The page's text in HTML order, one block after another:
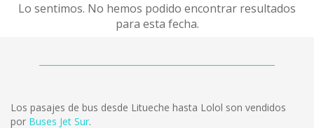
Lo sentimos. No hemos podido encontrar resultados
para esta fecha.
Los pasajes de bus desde Litueche hasta Lolol son vendidos
por Buses Jet Sur.